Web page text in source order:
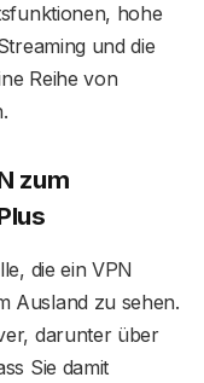
hohe
und die
Reihe von
zum
die ein VPN
Ausland zu sehen.
darunter über
Sie damit